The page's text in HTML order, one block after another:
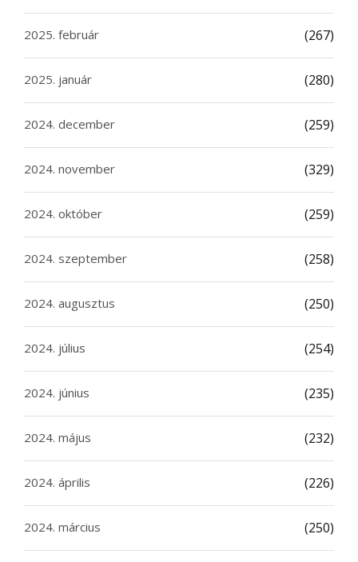
2025. február (267)
2025. január (280)
2024. december (259)
2024. november (329)
2024. október (259)
2024. szeptember (258)
2024. augusztus (250)
2024. július (254)
2024. június (235)
2024. május (232)
2024. április (226)
2024. március (250)